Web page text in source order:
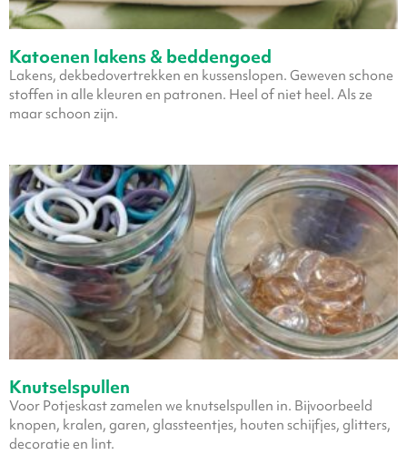
Katoenen lakens & beddengoed
Lakens, dekbedovertrekken en kussenslopen. Geweven schone
stoffen in alle kleuren en patronen. Heel of niet heel. Als ze
maar schoon zijn.
Knutselspullen
Voor Potjeskast zamelen we knutselspullen in. Bijvoorbeeld
knopen, kralen, garen, glassteentjes, houten schijfjes, glitters,
decoratie en lint.